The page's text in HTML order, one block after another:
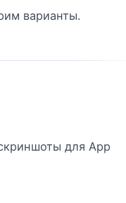
варианты.
для App